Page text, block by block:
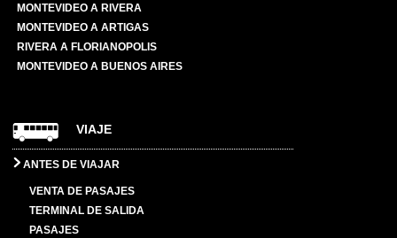
MONTEVIDEO A RIVERA
MONTEVIDEO A ARTIGAS
RIVERA A FLORIANOPOLIS
MONTEVIDEO A BUENOS AIRES
VIAJE
ANTES DE VIAJAR
VENTA DE PASAJES
TERMINAL DE SALIDA
PASAJES